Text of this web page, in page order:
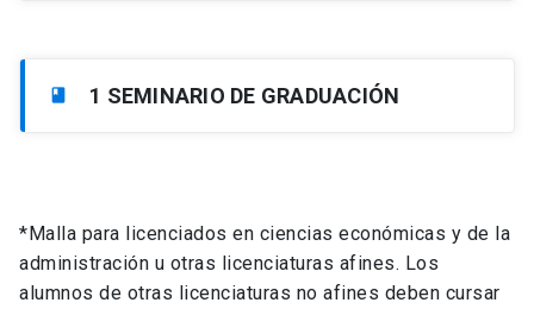
book 1 SEMINARIO DE GRADUACIÓN
*Malla para licenciados en ciencias económicas y de la
administración u otras licenciaturas afines. Los
alumnos de otras licenciaturas no afines deben cursar